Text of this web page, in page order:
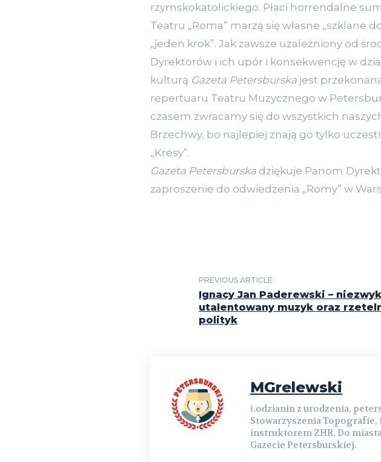
rzymskokatolickiego. Płaci horrendalne
Teatru „Roma” marzą się własne „szklane
„jeden krok”. Jak zawsze uzależniony od
Dyrektorów i ich upór i konsekwencję w
kulturą Gazeta Petersburska jest
repertuaru Teatru Muzycznego w
czasem zwracamy się do wszystkich
Brzechwy, bo najlepiej znają go tylko
„Kresy”.
Gazeta Petersburska dziękuje Panom
zaproszenie do odwiedzenia „Romy” w
PREVIOUS ARTICLE
Ignacy Jan Paderewski –
utalentowany muzyk oraz
polityk
MGrelewski
Łodzianin z urodzenia,
Stowarzyszenia
instruktorem ZHR. Do
Gazecie Petersburskiej.